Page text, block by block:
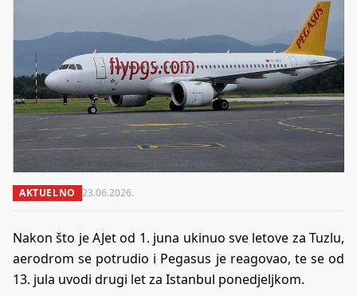
AKTUELNO 23.06.2026.
Nakon što je AJet od 1. juna ukinuo sve letove za Tuzlu,
aerodrom se potrudio i Pegasus je reagovao, te se od
13. jula uvodi drugi let za Istanbul ponedjeljkom.